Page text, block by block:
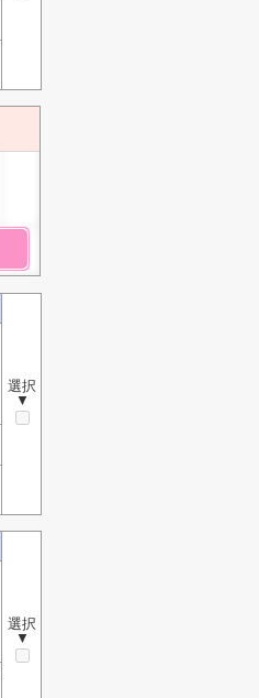
選択
▼
選択
▼